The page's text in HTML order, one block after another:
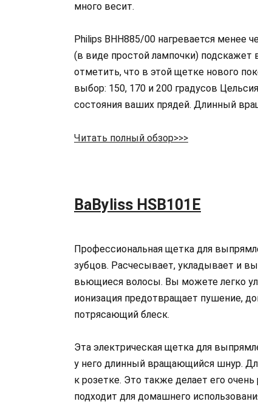
много весит.
Philips BHH885/00 нагревается менее
(в виде простой лампочки) подскажет
отметить, что в этой щетке нового
выбор: 150, 170 и 200 градусов
состояния ваших прядей. Длинный
Читать полный обзор>>>
BaByliss HSB101E
Профессиональная щетка для
зубцов. Расчесывает, укладывает и
вьющиеся волосы. Вы можете легко
ионизация предотвращает пушение,
потрясающий блеск.
Эта электрическая щетка для
у него длинный вращающийся шнур.
к розетке. Это также делает его
подходит для домашнего